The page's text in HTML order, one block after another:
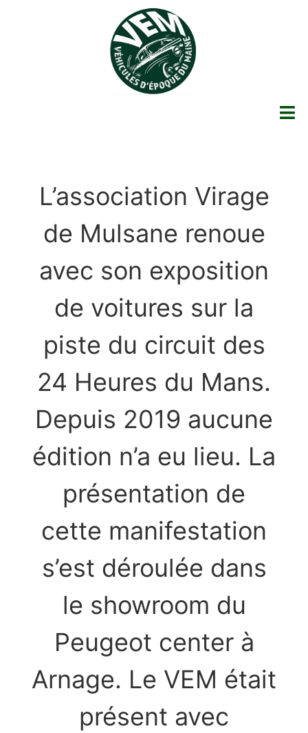
L’association Virage
de Mulsane renoue
avec son exposition
de voitures sur la
piste du circuit des
24 Heures du Mans.
Depuis 2019 aucune
édition n’a eu lieu. La
présentation de
cette manifestation
s’est déroulée dans
le showroom du
Peugeot center à
Arnage. Le VEM était
présent avec